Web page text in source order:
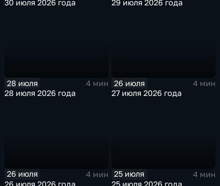
30 июля 2026 года 29 июля 2026 года
28 июля
4 мин
28 июля 2026 года
26 июля
4 мин
27 июля 2026 года
26 июля
4 мин
26 июля 2026 года
25 июля
4 мин
25 июля 2026 года